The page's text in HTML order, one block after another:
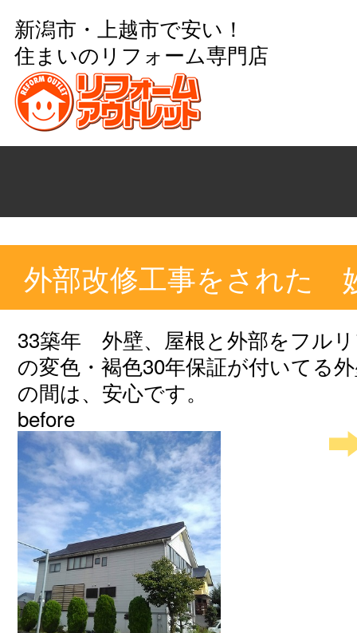
新潟市・上越市で安い！
住まいのリフォーム専門店
外部改修工事をされた
33築年 外壁、屋根と外部をフル
の変色・褐色30年保証が付いてる
の間は、安心です。
before